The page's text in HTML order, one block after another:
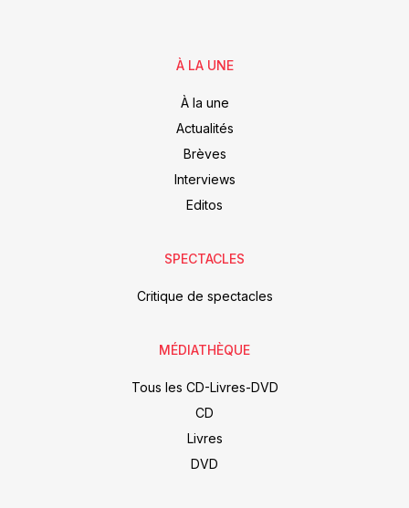
À LA UNE
À la une
Actualités
Brèves
Interviews
Editos
SPECTACLES
Critique de spectacles
MÉDIATHÈQUE
Tous les CD-Livres-DVD
CD
Livres
DVD